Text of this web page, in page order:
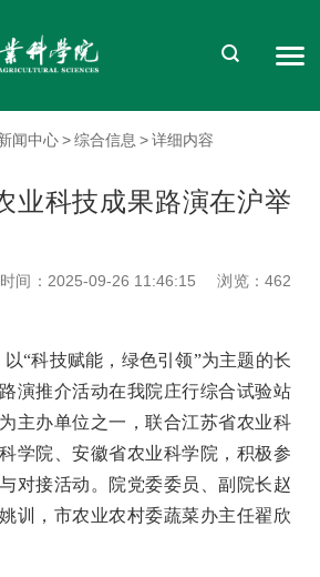
闻中心 > 综合信息 > 详细内容
业科技成果路演在沪举
时间：2025-09-26 11:46:15 浏览： 462
以“科技赋能，绿色引领”为主题的长
演推介活动在我院庄行综合试验站
主办单位之一，联合江苏省农业科
学院、安徽省农业科学院，积极参
对接活动。院党委委员、副院长赵
训，市农业农村委蔬菜办主任翟欣